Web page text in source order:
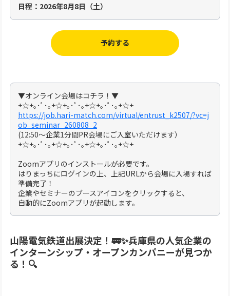
日程： 2026年8月8日（土）
予約する
▼オンライン会場はコチラ！▼
+☆+｡･ﾟ･｡+☆+｡･ﾟ･｡+☆+｡･ﾟ･｡+☆+
https://job.hari-match.com/virtual/entrust_k2507/?vc=j
ob_seminar_260808_2
(12:50～企業1分間PR会場にご入室いただけます）
+☆+｡･ﾟ･｡+☆+｡･ﾟ･｡+☆+｡･ﾟ･｡+☆+
Zoomアプリのインストールが必要です。
はりまっちにログインの上、上記URLから会場に入場すれば
準備完了！
企業やセミナーのブースアイコンをクリックすると、
自動的にZoomアプリが起動します。
山陽電気鉄道出展決定！🚃✨️兵庫県の人気企業の
インターンシップ・オープンカンパニーが見つか
る！🔍️